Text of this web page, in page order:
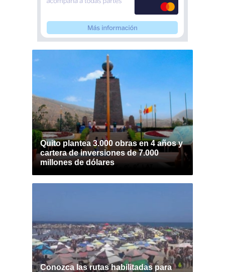
Quito plantea 3.000 obras en 4 años y
cartera de inversiones de 7.000
millones de dólares
Conozca las rutas habilitadas para